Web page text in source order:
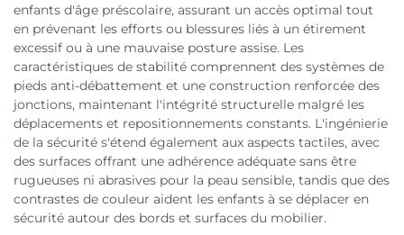
enfants d'âge préscolaire, assurant un accès optimal tout
en prévenant les efforts ou blessures liés à un étirement
excessif ou à une mauvaise posture assise. Les
caractéristiques de stabilité comprennent des systèmes de
pieds anti-débattement et une construction renforcée des
jonctions, maintenant l'intégrité structurelle malgré les
déplacements et repositionnements constants. L'ingénierie
de la sécurité s'étend également aux aspects tactiles, avec
des surfaces offrant une adhérence adéquate sans être
rugueuses ni abrasives pour la peau sensible, tandis que des
contrastes de couleur aident les enfants à se déplacer en
sécurité autour des bords et surfaces du mobilier.